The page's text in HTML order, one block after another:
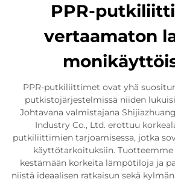
PPR-
vertaamaton
PPR-putkiliittimet ovat yhä
putkistojärjestelmissä niiden
Johtavana valmistajana
Industry Co., Ltd. erottuu
putkiliittimien tarjoamisessa, jotka
käyttötarkoituksiin.
kestämään korkeita lämpötiloja ja
niistä ideaalisen ratkaisun sekä